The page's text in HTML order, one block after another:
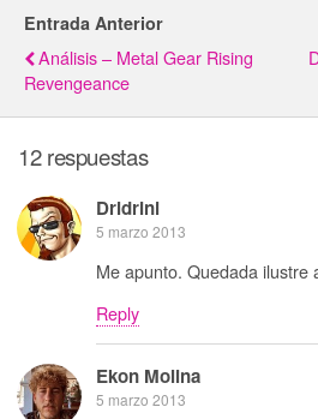
Entrada Anterior
Análisis – Metal Gear Rising
Revengeance
12 respuestas
Dridrini
5 marzo 2013
Me apunto. Quedada ilustre
Reply
Ekon Molina
5 marzo 2013